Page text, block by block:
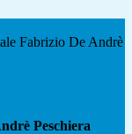
Fabrizio De Andrè
Peschiera